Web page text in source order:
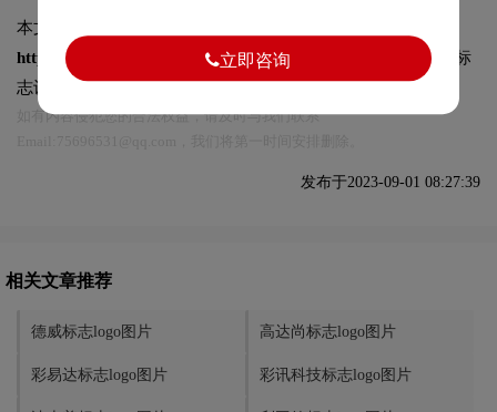
本文标题和链接
https://logo9.net/works/11465.html转载时请注明出处为诗宸标
志设计及本链接!
如有内容侵犯您的合法权益，请及时与我们联系
发布于2023-09-01 08:27:39
相关文章推荐
德威标志logo图片 高达尚标志logo图片
彩易达标志logo图片 彩讯科技标志logo图片
立即咨询